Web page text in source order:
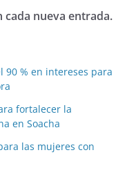
cada nueva entrada.
90 % en intereses para
fortalecer la
en Soacha
las mujeres con